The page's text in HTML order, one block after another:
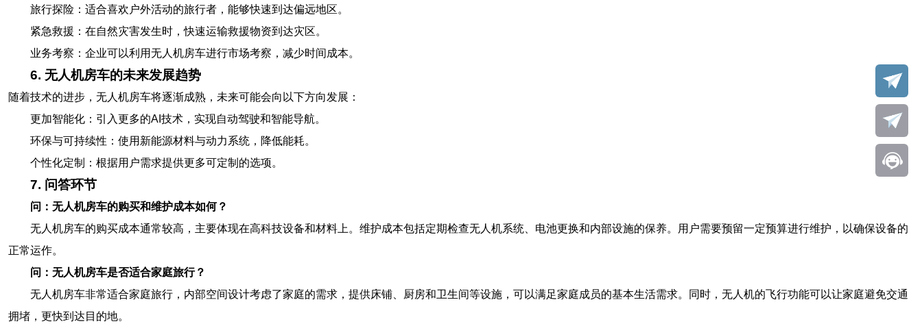
旅行探险：适合喜欢户外活动的旅行者，能够快速到达偏远地区。
紧急救援：在自然灾害发生时，快速运输救援物资到达灾区。
业务考察：企业可以利用无人机房车进行市场考察，减少时间成本。
6. 无人机房车的未来发展趋势
随着技术的进步，无人机房车将逐渐成熟，未来可能会向以下方向发展：
更加智能化：引入更多的AI技术，实现自动驾驶和智能导航。
环保与可持续性：使用新能源材料与动力系统，降低能耗。
个性化定制：根据用户需求提供更多可定制的选项。
7. 问答环节
问：无人机房车的购买和维护成本如何？
无人机房车的购买成本通常较高，主要体现在高科技设备和材料上。维护成本包括定期检查无人机系统、电池更换和内部设施的保养。用户需要预留一定预算进行维护，以确保设备的
正常运作。
问：无人机房车是否适合家庭旅行？
无人机房车非常适合家庭旅行，内部空间设计考虑了家庭的需求，提供床铺、厨房和卫生间等设施，可以满足家庭成员的基本生活需求。同时，无人机的飞行功能可以让家庭避免交通
拥堵，更快到达目的地。